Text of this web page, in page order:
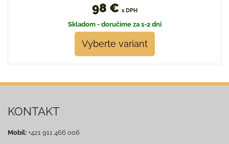
98 € s DPH
Skladom - doručíme za 1-2 dni
Vyberte variant
KONTAKT
Mobil: +421 911 466 006